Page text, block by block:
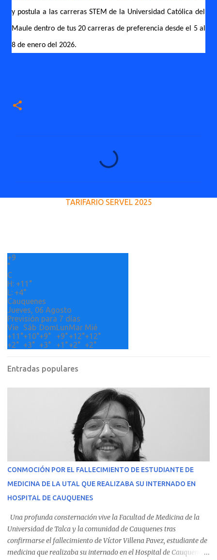
y postula a las carreras STEM de la Universidad Católica del
Maule dentro de tus 20 carreras de preferencia desde el 5 al
8 de enero del 2026.
s
TARIFARIO SERVEL 2025
+9
°
C
H: +11°
L: +4°
Cauquenes
Jueves, 06 Agosto
Previsión para 7 días
Vie
Sáb DomLunMar Mié
+11°+10°+9° +9°+12°+12°
+2° +3° +3° +1°+2° +2°
Entradas populares
CONMOCIÓN POR EL FALLECIMIENTO DE ESTUDIANTE DE
MEDICINA DE LA UTAL QUE REALIZABA SU INTERNADO EN
HOSPITAL DE CAUQUENES
Una profunda consternación vive la Facultad de Medicina de la
Universidad de Talca y la comunidad de Cauquenes tras
confirmarse el fallecimiento de Víctor Villena Pavez, estudiante de
medicina que realizaba su internado en el Hospital de Cauquenes.